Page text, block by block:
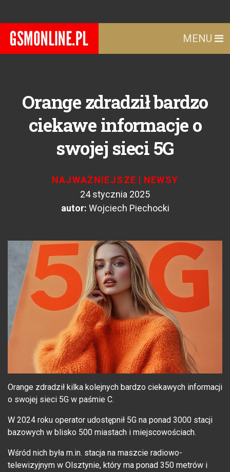
MENU
Orange zdradził bardzo
ciekawe informacje o
swojej sieci 5G
NAJWAŻNIEJSZE | NEWSY
24 stycznia 2025
autor: Wojciech Piechocki
Orange zdradził kilka kolejnych bardzo ciekawych informacji
o swojej sieci 5G w paśmie C.
W 2024 roku operator udostępnił 5G na ponad 3000 stacji
bazowych w blisko 500 miastach i miejscowościach.
Wśród nich była m.in. stacja na maszcie radiowo-
telewizyjnym w Olsztynie, który ma ponad 350 metrów i